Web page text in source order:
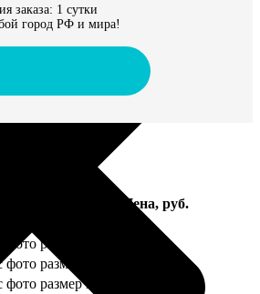
заказа: 1 сутки
город РФ и мира!
Цена, руб.
размер S
1490
размер M
фото размер L
фото размер XL